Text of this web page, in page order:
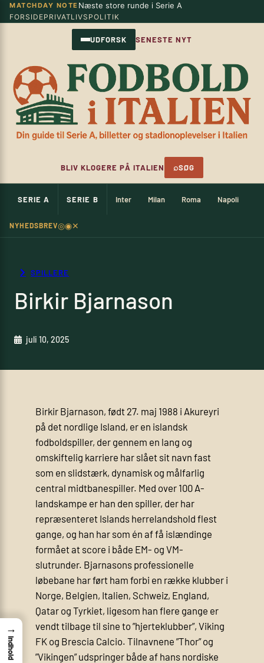
Spring
til
MATCHDAY NOTE Næste store runde i Serie A
FORSIDEPRIVATLIVSPOLITIK
UDFORSK SENESTE NYT
BLIV KLOGERE PÅ ITALIEN ⌕SØG
SERIE A SERIE B Inter Milan Roma Napoli
NYHEDSBREV◎◉✕
SPILLERE
Birkir Bjarnason
juli 10, 2025
Birkir Bjarnason, født 27. maj 1988 i Akureyri
på det nordlige Island, er en islandsk
fodboldspiller, der gennem en lang og
omskiftelig karriere har slået sit navn fast
som en slidstærk, dynamisk og målfarlig
central midtbanespiller. Med over 100 A-
landskampe er han den spiller, der har
repræsenteret Islands herrelandshold flest
gange, og han har som én af få islændinge
formået at score i både EM- og VM-
slutrunder. Bjarnasons professionelle
løbebane har ført ham forbi en række klubber i
Norge, Belgien, Italien, Schweiz, England,
Qatar og Tyrkiet, ligesom han flere gange er
vendt tilbage til sine to ”hjerteklubber”, Viking
FK og Brescia Calcio. Tilnavnene ”Thor” og
”Vikingen” udspringer både af hans nordiske
→
Indhold